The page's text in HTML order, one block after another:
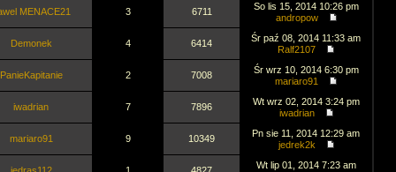
MENACE21 3 6711
So lis 15, 2014 10:26 pm
andropow
Demonek 4 6414
Śr paź 08, 2014 11:33 am
Ralf2107
PanieKapitanie 2 7008
Śr wrz 10, 2014 6:30 pm
mariaro91
iwadrian 7 7896
Wt wrz 02, 2014 3:24 pm
iwadrian
mariaro91 9 10349
Pn sie 11, 2014 12:29 am
jedrek2k
Wt lip 01, 2014 7:23 am